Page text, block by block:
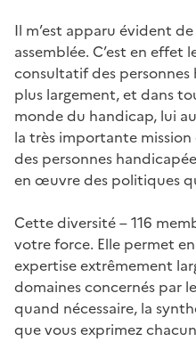
Il m’est apparu évident
assemblée. C’est en effet
consultatif des
plus largement, et dans
monde du handicap, lui
la très importante mission
des personnes
en œuvre des politiques
Cette diversité – 116
votre force. Elle permet
expertise extrêmement
domaines concernés par
quand nécessaire, la
que vous exprimez